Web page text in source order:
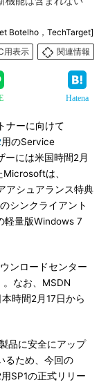
Botelho，TechTarget]
用表示
関連情報
Hatena
ナーに向けて
用のService
ーには米国時間2月
は、
アシュアランス特典
シンクライアント
軽量版Windows 7
ンロードセンター
なお、MSDN
時間2月17日から
品に安全にアップ
るため、今回の
SP1の正式リリー